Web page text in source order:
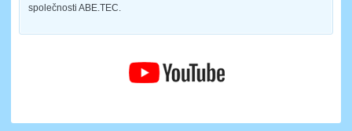
společnosti ABE.TEC.